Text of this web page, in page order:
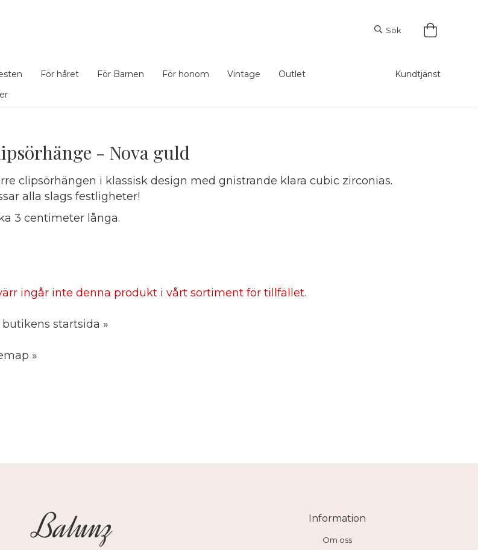
Sök
För håret För Barnen För honom Vintage
Outlet
Kundtjänst
- Nova guld
clipsörhängen i klassisk design med gnistrande klara cubic zirconias.
alla slags festligheter!
3 centimeter långa.
ingår inte denna produkt i vårt sortiment för tillfället.
butikens startsida »
»
Information
Om oss